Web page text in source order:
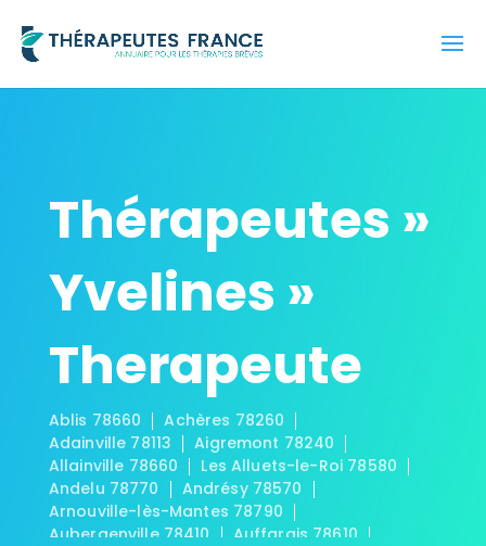
Thérapeutes »
Yvelines »
Therapeute
Ablis 78660
Achères 78260
Adainville 78113
Aigremont 78240
Allainville 78660
Les Alluets-le-Roi 78580
Andelu 78770
Andrésy 78570
Arnouville-lès-Mantes 78790
Aubergenville 78410
Auffargis 78610